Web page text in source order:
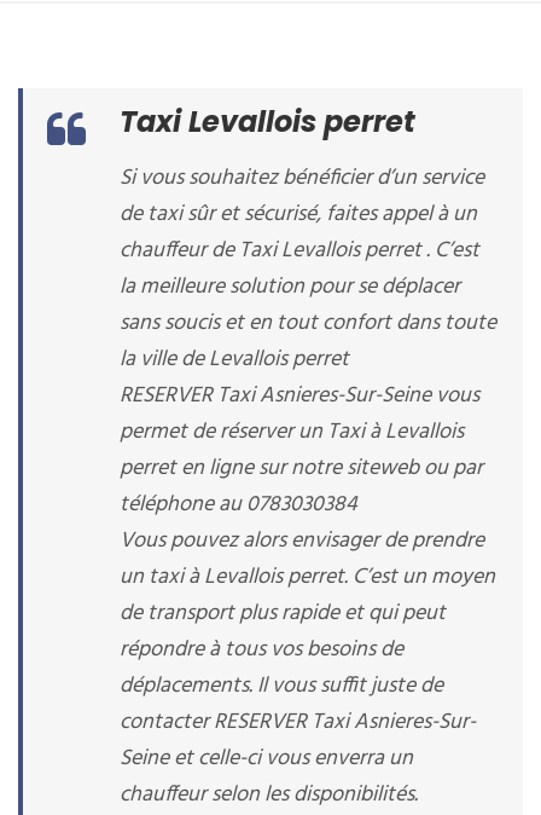
Taxi Levallois perret
Si vous souhaitez bénéficier d’un service
de taxi sûr et sécurisé, faites appel à un
chauffeur de Taxi Levallois perret . C’est
la meilleure solution pour se déplacer
sans soucis et en tout confort dans toute
la ville de Levallois perret
RESERVER Taxi Asnieres-Sur-Seine vous
permet de réserver un Taxi à Levallois
perret en ligne sur notre siteweb ou par
téléphone au 0783030384
Vous pouvez alors envisager de prendre
un taxi à Levallois perret. C’est un moyen
de transport plus rapide et qui peut
répondre à tous vos besoins de
déplacements. Il vous suffit juste de
contacter RESERVER Taxi Asnieres-Sur-
Seine et celle-ci vous enverra un
chauffeur selon les disponibilités.